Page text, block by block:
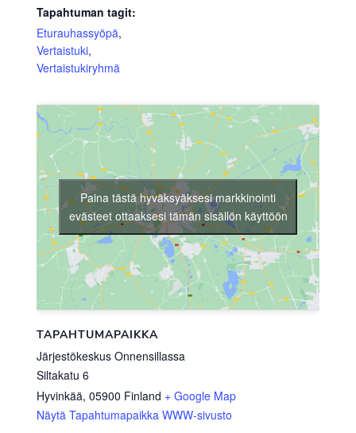
Tapahtuman tagit:
Eturauhassyöpä,
Vertaistuki,
Vertaistukiryhmä
TAPAHTUMAPAIKKA
Järjestökeskus Onnensillassa
Siltakatu 6
Hyvinkää, 05900 Finland + Google Map
Näytä Tapahtumapaikka WWW-sivusto
Paina tästä hyväksyäksesi markkinointi
evästeet ottaaksesi tämän sisällön käyttöön